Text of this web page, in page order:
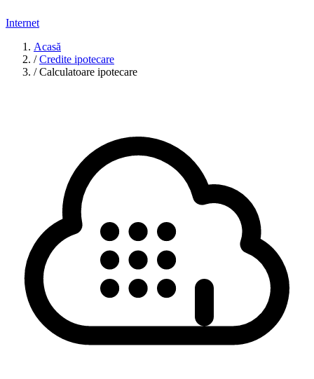
Internet
Acasă
/ Credite ipotecare
/ Calculatoare ipotecare